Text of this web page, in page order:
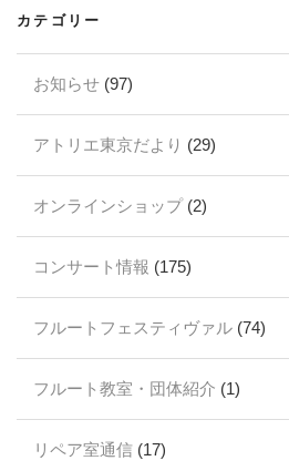
カテゴリー
お知らせ (97)
アトリエ東京だより (29)
オンラインショップ(2)
コンサート情報 (175)
フルートフェスティヴァル (74)
フルート教室・団体紹介 (1)
リペア室通信 (17)